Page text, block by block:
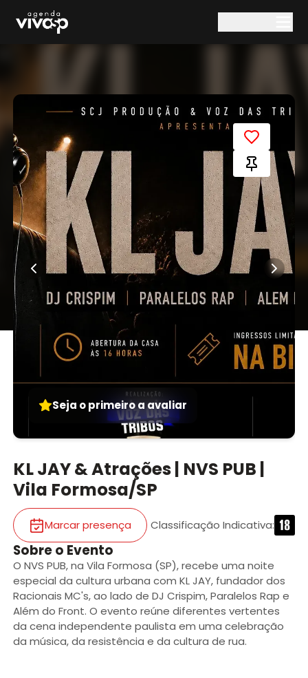
Seja o primeiro a avaliar
KL JAY & Atrações | NVS PUB |
Vila Formosa/SP
Marcar presença Classificação Indicativa:
Sobre o Evento
O NVS PUB, na Vila Formosa (SP), recebe uma noite
especial da cultura urbana com KL JAY, fundador dos
Racionais MC's, ao lado de DJ Crispim, Paralelos Rap e
Além do Front. O evento reúne diferentes vertentes
da cena independente paulista em uma celebração
da música, da resistência e da cultura de rua.